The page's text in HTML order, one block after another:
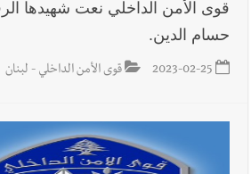
قوى الأمن الداخلي نعت شهيدها
حسام الدين.
2023-02-25 قوى الأمن الداخلي - لبنان